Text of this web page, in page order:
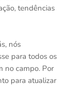
tendências
nós
para todos os
no campo. Por
para atualizar